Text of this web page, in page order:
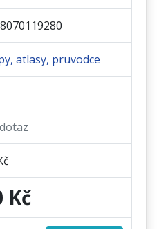
atlasy, pruvodce
Kč